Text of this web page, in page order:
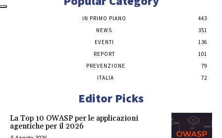
IN PRIMO PIANO
443
NEWS
351
EVENTI
136
REPORT
101
PREVENZIONE
79
ITALIA
72
Editor Picks
La Top 10 OWASP per le applicazioni
agentiche per il 2026